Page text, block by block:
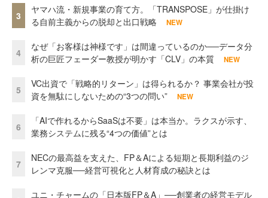
3
ヤマハ流・新規事業の育て方。「TRANSPOSE」が仕掛け
る自前主義からの脱却と出口戦略
NEW
4
なぜ「お客様は神様です」は間違っているのか──データ分
析の巨匠フェーダー教授が明かす「CLV」の本質
NEW
5
VC出資で「戦略的リターン」は得られるか？ 事業会社が投
資を無駄にしないための“3つの問い”
NEW
6
「AIで作れるからSaaSは不要」は本当か。ラクスが示す、
業務システムに残る“4つの価値”とは
7
NECの最高益を支えた、FP＆Aによる短期と長期利益のジ
レンマ克服──経営可視化と人材育成の秘訣とは
ユニ・チャームの「日本版FP＆A」──創業者の経営モデル